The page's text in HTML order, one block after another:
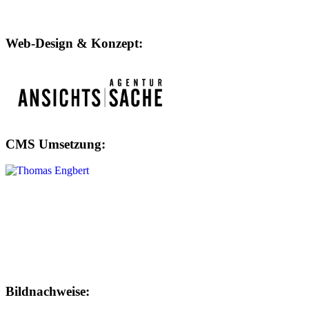
Web-Design & Konzept:
CMS Umsetzung:
Bildnachweise: